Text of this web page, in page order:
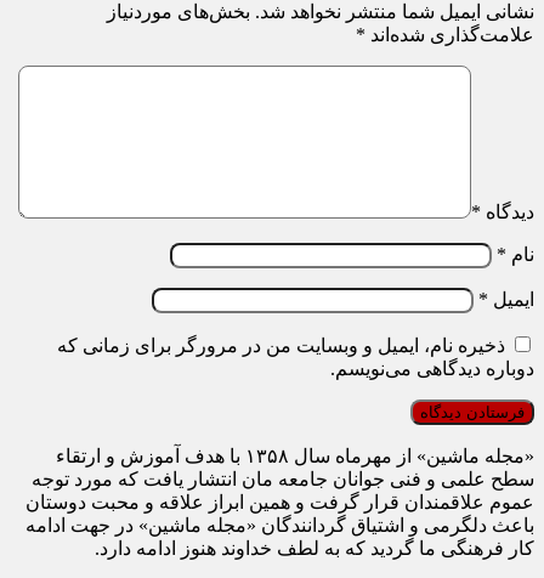
نشانی ایمیل شما منتشر نخواهد شد. بخش‌های موردنیاز
علامت‌گذاری شده‌اند *
دیدگاه *
نام *
ایمیل *
ذخیره نام، ایمیل و وبسایت من در مرورگر برای زمانی که
دوباره دیدگاهی می‌نویسم.
«مجله ماشین» از مهرماه سال ۱۳۵۸ با هدف آموزش و ارتقاء
سطح علمی و فنی جوانان جامعه مان انتشار یافت که مورد توجه
عموم علاقمندان قرار گرفت و همین ابراز علاقه و محبت دوستان
باعث دلگرمی و اشتیاق گردانندگان «مجله ماشین» در جهت ادامه
کار فرهنگی ما گردید که به لطف خداوند هنوز ادامه دارد.